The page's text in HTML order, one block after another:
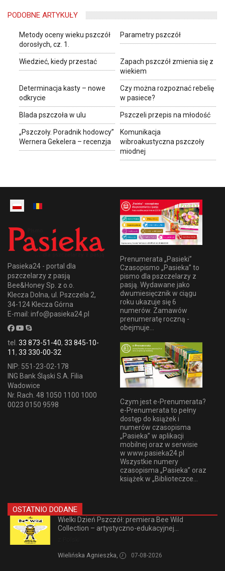
PODOBNE ARTYKUŁY
Metody oceny wieku pszczół
dorosłych, cz. 1.
Parametry pszczół
Wiedzieć, kiedy przestać
Zapach pszczół zmienia się z
wiekiem
Determinacja kasty – nowe
odkrycie
Czy można rozpoznać rebelię
w pasiece?
Blada pszczoła w ulu Pszczeli przepis na młodość
„Pszczoły. Poradnik hodowcy”
Wernera Gekelera – recenzja
Komunikacja
wibroakustyczna pszczoły
miodnej
Pasieka24 - portal dla
pszczelarzy z pasją
Bee&Honey Sp. z o.o.
Klecza Dolna, ul. Pszczela 2,
34-124 Klecza Górna
E-mail: info@pasieka24.pl
tel. 33 873-51-40, 33 845-10-
11, 33 330-00-32
NIP: 551-23-02-178
ING Bank Śląski S.A. Filia
Wadowice
Nr. Rach. 48 1050 1100 1000
0023 0150 9598
Prenumerata „Pasieki”
Czasopismo „Pasieka” to
pismo dla pszczelarzy z
pasją. Wydawane jako
dwumiesięcznik w ciągu
roku ukazuje się 6
numerów. Zamawów
prenumeratę roczną -
obejmuje...
Czym jest e-Prenumerata?
e-Prenumerata to pełny
dostęp do książek i
numerów czasopisma
„Pasieka” w aplikacji
mobilnej oraz w serwisie
w www.pasieka24.pl
Wszystkie numery
czasopisma „Pasieka” oraz
książek w „Biblioteczce...
OSTATNIO DODANE
Wielki Dzień Pszczół: premiera Bee Wild
Collection – artystyczno-edukacyjnej...
Wielińska Agnieszka, 07-08-2026